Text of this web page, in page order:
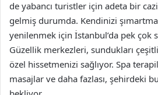
de yabancı turistler için adeta bir
gelmiş durumda. Kendinizi
yenilenmek için İstanbul’da pek çok
Güzellik merkezleri, sundukları
özel hissetmenizi sağlıyor. Spa
masajlar ve daha fazlası, şehirdeki